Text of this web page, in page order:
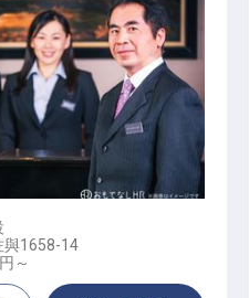
Yard 飯塚】運営マ
與1658-14
～